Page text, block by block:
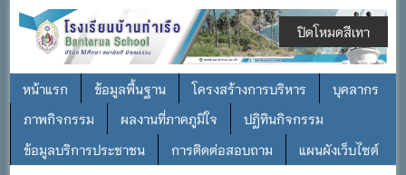
หน้าแรก ข้อมูลพื้นฐาน โครงสร้างการบริหาร
บุคลากร
ภาพกิจกรรม
ผลงานที่ภาคภูมิใจ
ปฎิทินกิจกรรม
ข้อมูลบริการประชาชน
การติดต่อสอบถาม แผนผังเว็บไซต์
ปิดโหมดสีเทา